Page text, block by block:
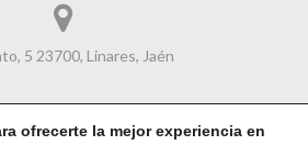
5 23700, Linares, Jaén
ofrecerte la mejor experiencia en